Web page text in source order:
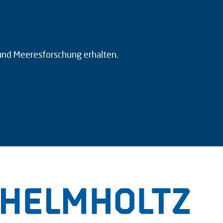
Meeresforschung erhalten.